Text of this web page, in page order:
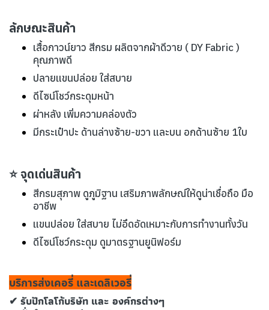
ลักษณะสินค้า
เสื้อกาวน์ยาว สีกรม ผลิตจากผ้าดีวาย ( DY Fabric )
คุณภาพดี
ปลายแขนปล่อย ใส่สบาย
ดีไซน์โชว์กระดุมหน้า
ผ่าหลัง เพิ่มความคล่องตัว
มีกระเป๋าปะ ด้านล่างซ้าย-ขวา และบน อกด้านซ้าย 1ใบ
⭐ จุดเด่นสินค้า
สีกรมสุภาพ ดูภูมิฐาน เสริมภาพลักษณ์ให้ดูน่าเชื่อถือ มือ
อาชีพ
แขนปล่อย ใส่สบาย ไม่อึดอัดเหมาะกับการทำงานทั้งวัน
ดีไซน์โชว์กระดุม ดูมาตรฐานยูนิฟอร์ม
บริการส่งเคอรี่ และเดลิเวอรี่
✔ รับปักโลโก้บริษัท และ องค์กรต่างๆ